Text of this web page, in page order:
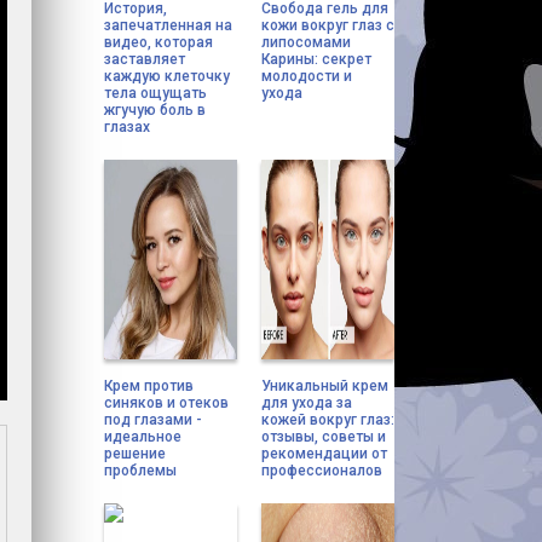
История,
запечатленная на
видео, которая
заставляет
каждую клеточку
тела ощущать
жгучую боль в
глазах
Свобода гель для
кожи вокруг глаз с
липосомами
Карины: секрет
молодости и
ухода
Крем против
синяков и отеков
под глазами -
идеальное
решение
проблемы
Уникальный крем
для ухода за
кожей вокруг глаз:
отзывы, советы и
рекомендации от
профессионалов